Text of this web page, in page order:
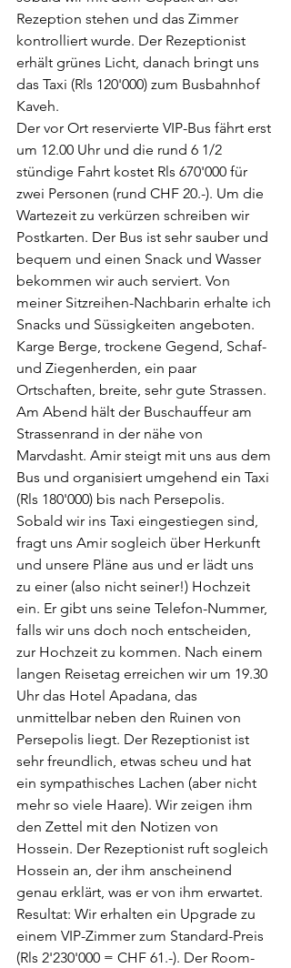
Rezeption stehen und das Zimmer
kontrolliert wurde. Der Rezeptionist
erhält grünes Licht, danach bringt uns
das Taxi (Rls 120'000) zum Busbahnhof
Kaveh.
Der vor Ort reservierte VIP-Bus fährt erst
um 12.00 Uhr und die rund 6 1/2
stündige Fahrt kostet Rls 670'000 für
zwei Personen (rund CHF 20.-). Um die
Wartezeit zu verkürzen schreiben wir
Postkarten. Der Bus ist sehr sauber und
bequem und einen Snack und Wasser
bekommen wir auch serviert. Von
meiner Sitzreihen-Nachbarin erhalte ich
Snacks und Süssigkeiten angeboten.
Karge Berge, trockene Gegend, Schaf-
und Ziegenherden, ein paar
Ortschaften, breite, sehr gute Strassen.
Am Abend hält der Buschauffeur am
Strassenrand in der nähe von
Marvdasht. Amir steigt mit uns aus dem
Bus und organisiert umgehend ein Taxi
(Rls 180'000) bis nach Persepolis.
Sobald wir ins Taxi eingestiegen sind,
fragt uns Amir sogleich über Herkunft
und unsere Pläne aus und er lädt uns
zu einer (also nicht seiner!) Hochzeit
ein. Er gibt uns seine Telefon-Nummer,
falls wir uns doch noch entscheiden,
zur Hochzeit zu kommen. Nach einem
langen Reisetag erreichen wir um 19.30
Uhr das Hotel Apadana, das
unmittelbar neben den Ruinen von
Persepolis liegt. Der Rezeptionist ist
sehr freundlich, etwas scheu und hat
ein sympathisches Lachen (aber nicht
mehr so viele Haare). Wir zeigen ihm
den Zettel mit den Notizen von
Hossein. Der Rezeptionist ruft sogleich
Hossein an, der ihm anscheinend
genau erklärt, was er von ihm erwartet.
Resultat: Wir erhalten ein Upgrade zu
einem VIP-Zimmer zum Standard-Preis
(Rls 2'230'000 = CHF 61.-). Der Room-